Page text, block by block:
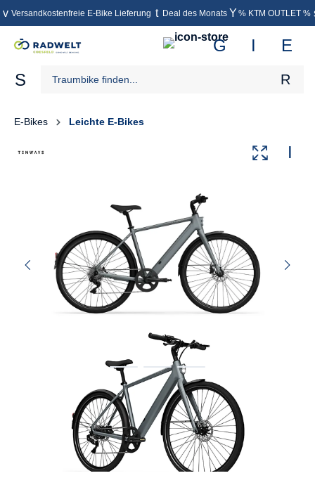
springen
Versandkostenfreie E-Bike Lieferung Deal des Monats % KTM OUTLET %
E-Bikes Leichte E-Bikes